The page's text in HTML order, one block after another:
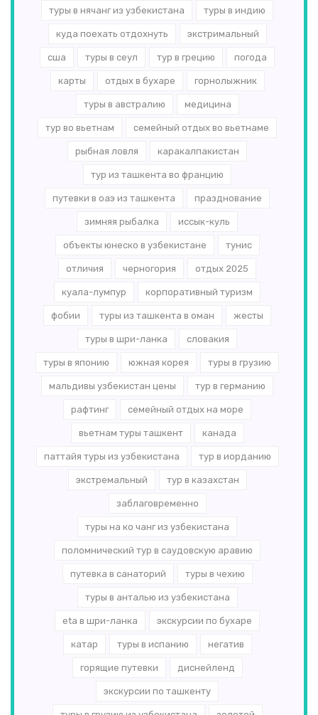
туры в нячанг из узбекистана туры в индию
куда поехать отдохнуть экстримальный
сша туры в сеул тур в грецию погода
карты отдых в бухаре горнолыжник
туры в австралию медицина
тур во вьетнам семейный отдых во вьетнаме
рыбная ловля каракалпакистан
тур из ташкента во францию
путевки в оаэ из ташкента празднование
зимняя рыбалка иссык-куль
объекты юнеско в узбекистане тунис
отличия черногория отдых 2025
куала-лумпур корпоративный туризм
фобии туры из ташкента в оман жесты
туры в шри-ланка словакия
туры в японию южная корея туры в грузию
мальдивы узбекистан цены тур в германию
рафтинг семейный отдых на море
вьетнам туры ташкент канада
паттайя туры из узбекистана тур в иорданию
экстремальный тур в казахстан
заблаговременно
туры на ко чанг из узбекистана
поломнический тур в саудовскую аравию
путевка в санаторий туры в чехию
туры в анталью из узбекистана
eta в шри-ланка экскурсии по бухаре
катар туры в испанию негатив
горящие путевки диснейленд
экскурсии по ташкенту